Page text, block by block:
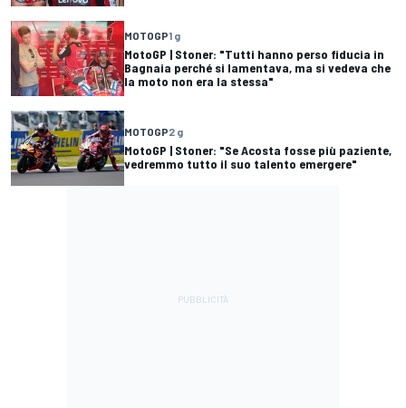
MOTOGP1 g
MotoGP | Stoner: "Tutti hanno perso fiducia in
Bagnaia perché si lamentava, ma si vedeva che
la moto non era la stessa"
MOTOGP2 g
MotoGP | Stoner: "Se Acosta fosse più paziente,
vedremmo tutto il suo talento emergere"